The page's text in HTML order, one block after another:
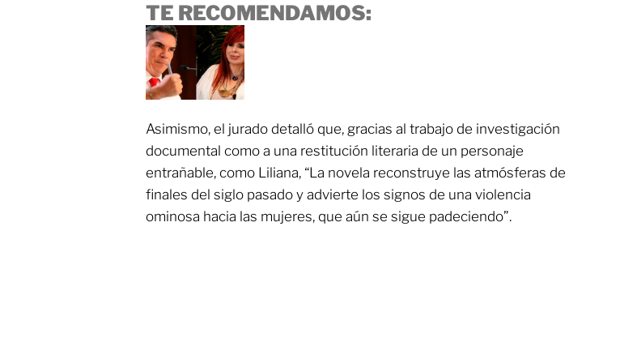
TE RECOMENDAMOS:
Asimismo, el jurado detalló que, gracias al trabajo de investigación
documental como a una restitución literaria de un personaje
entrañable, como Liliana, “La novela reconstruye las atmósferas de
finales del siglo pasado y advierte los signos de una violencia
ominosa hacia las mujeres, que aún se sigue padeciendo”.